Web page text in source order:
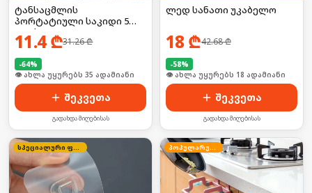
ტანსაცმლის
პორტატიული საკიდი 5
კაუჭით
11.4₾31.26₾
-64%
🛒 ბოლო 24სთ-ში იყიდა 52-მა
შეკვეთა
გადახდა მიღებისას
ლედ სანათი უკაბელო
18 ₾42.68₾
-58%
🛒 ბოლო 24სთ-ში იყიდა 24-მა
შეკვეთა
გადახდა მიღებისას
სპეციალური ფასი პოპულარული